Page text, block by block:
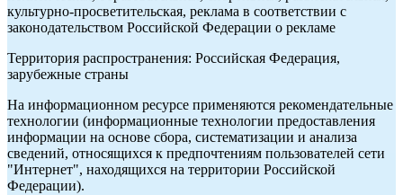
культурно-просветительская, реклама в соответствии с
законодательством Российской Федерации о рекламе
Территория распространения: Российская Федерация,
зарубежные страны
На информационном ресурсе применяются рекомендательные
технологии (информационные технологии предоставления
информации на основе сбора, систематизации и анализа
сведений, относящихся к предпочтениям пользователей сети
"Интернет", находящихся на территории Российской
Федерации).